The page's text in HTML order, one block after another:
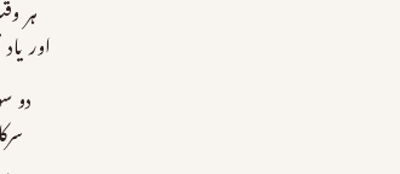
ہر
اور
دو